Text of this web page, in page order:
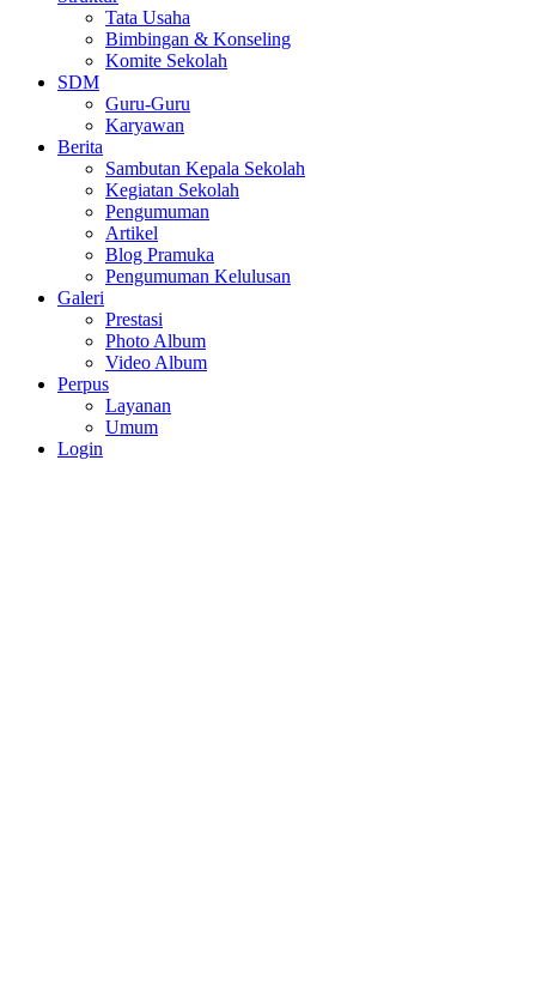
Tata Usaha
Bimbingan & Konseling
Komite Sekolah
SDM
Guru-Guru
Karyawan
Berita
Sambutan Kepala Sekolah
Kegiatan Sekolah
Pengumuman
Artikel
Blog Pramuka
Pengumuman Kelulusan
Galeri
Prestasi
Photo Album
Video Album
Perpus
Layanan
Umum
Login